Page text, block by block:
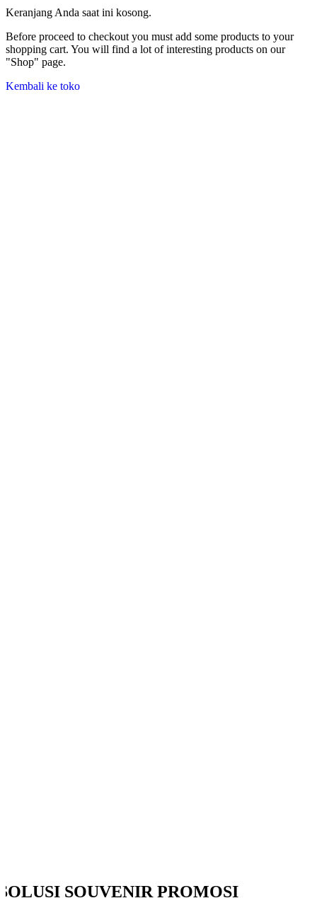
Keranjang Anda saat ini kosong.
Before proceed to checkout you must add some products to your
shopping cart. You will find a lot of interesting products on our
"Shop" page.
Kembali ke toko
SOUVENIR PROMOSI